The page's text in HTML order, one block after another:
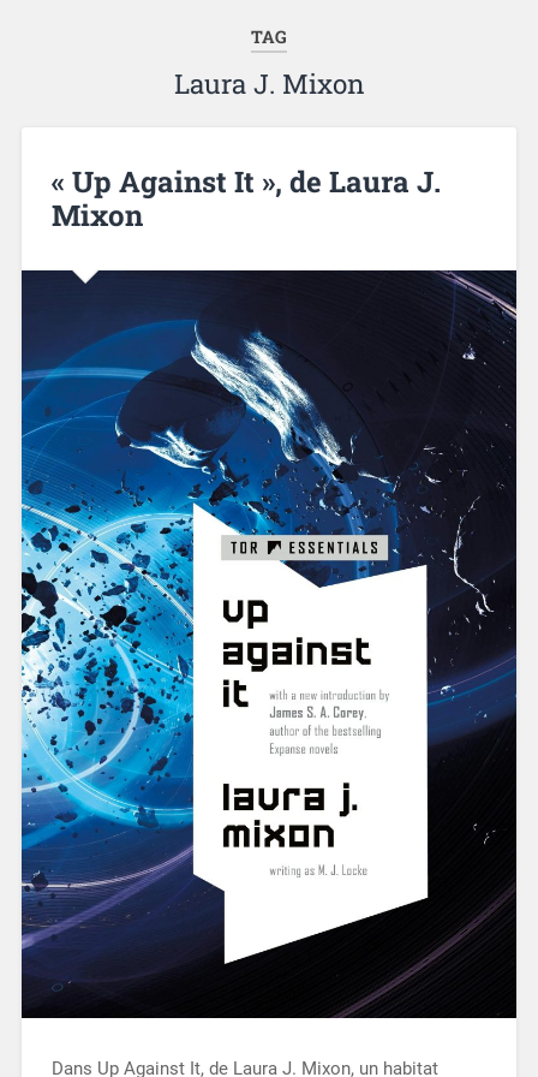
TAG
Laura J. Mixon
« Up Against It », de Laura J.
Mixon
Dans Up Against It, de Laura J. Mixon, un habitat